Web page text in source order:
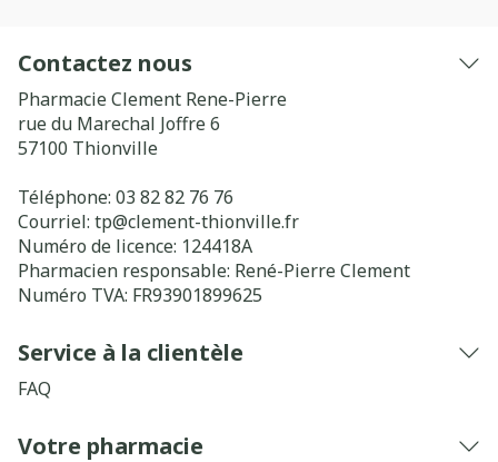
Contactez nous
Pharmacie Clement Rene-Pierre
rue du Marechal Joffre 6
57100 Thionville
Téléphone: 03 82 82 76 76
Courriel: tp@clement-thionville.fr
Numéro de licence: 124418A
Pharmacien responsable: René-Pierre Clement
Numéro TVA: FR93901899625
Service à la clientèle
FAQ
Votre pharmacie